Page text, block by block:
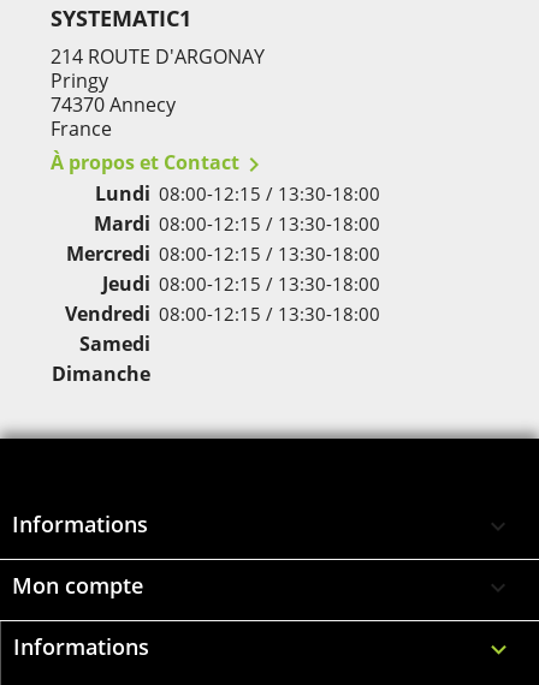
SYSTEMATIC1
214 ROUTE D'ARGONAY
Pringy
74370 Annecy
France
À propos et Contact 
Lundi 08:00-12:15 / 13:30-18:00
Mardi 08:00-12:15 / 13:30-18:00
Mercredi 08:00-12:15 / 13:30-18:00
Jeudi 08:00-12:15 / 13:30-18:00
Vendredi 08:00-12:15 / 13:30-18:00
Samedi
Dimanche
Informations 
Mon compte 
Informations keyboard_arrow_down